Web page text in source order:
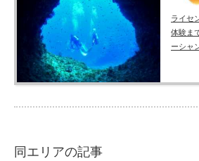
ライセ
体験ま
ーシャ
同エリアの記事